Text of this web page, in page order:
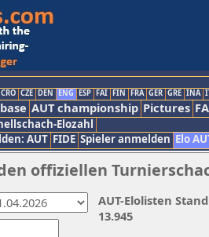
CRO CZE DEN ENG ESP FAI FIN FRA GER GRE INA
AUT championship Pictures
Elozahl
AUT FIDE Spieler anmelden Elo
offiziellen
AUT-Elolisten
13.945